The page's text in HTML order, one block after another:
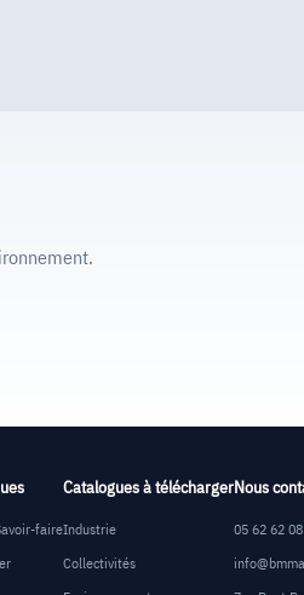
faire
Catalogues à télécharger
Industrie
Collectivités
Nous
05 62 62